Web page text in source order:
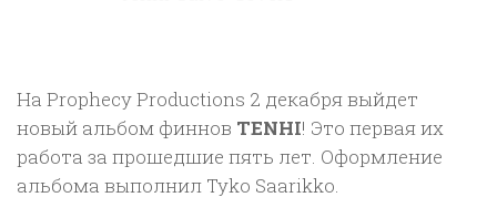
На Prophecy Productions 2 декабря выйдет
новый альбом финнов TENHI! Это первая их
работа за прошедшие пять лет. Оформление
альбома выполнил Tyko Saarikko.